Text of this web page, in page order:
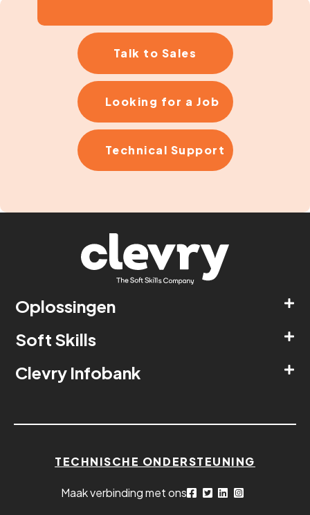
Talk to Sales
Looking for a Job
Technical Support
Oplossingen
Soft Skills
Clevry Infobank
TECHNISCHE ONDERSTEUNING
Maak verbinding met ons